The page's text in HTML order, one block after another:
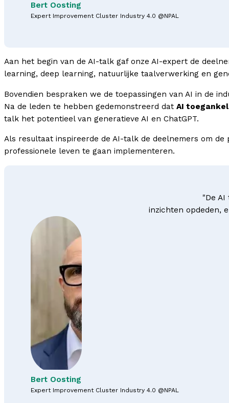
Bert Oosting
Expert Improvement Cluster Industry 4.0 @NPAL
Aan het begin van de AI-talk gaf onze AI-expert de
learning, deep learning, natuurlijke taalverwerking en
Bovendien bespraken we de toepassingen van AI in de
Na de leden te hebben gedemonstreerd dat AI
talk het potentieel van generatieve AI en ChatGPT.
Als resultaat inspireerde de AI-talk de deelnemers om
professionele leven te gaan implementeren.
"De
inzichten opdeden,
Bert Oosting
Expert Improvement Cluster Industry 4.0 @NPAL